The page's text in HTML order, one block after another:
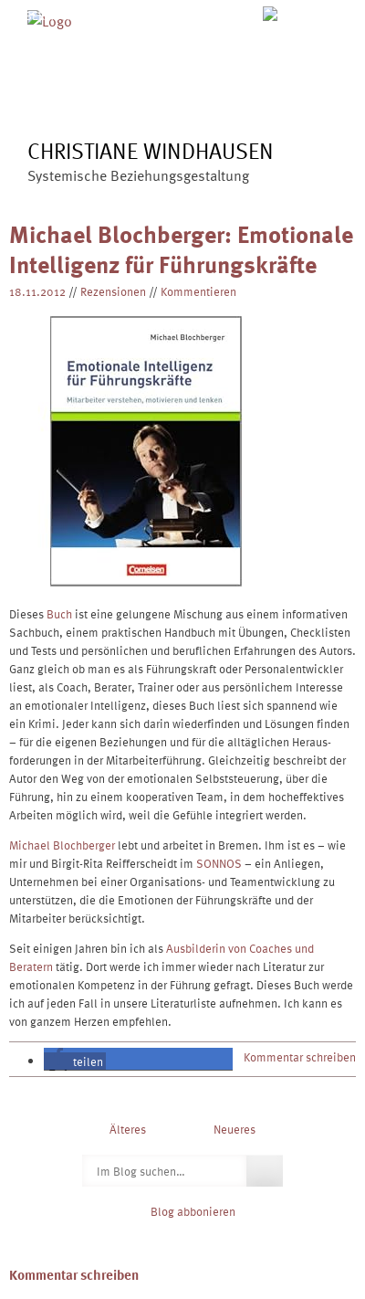
CHRISTIANE WINDHAUSEN
Systemische Beziehungsgestaltung
ÜBER MICH
Michael Blochberger: Emotionale
Intelligenz für Führungskräfte
18.11.2012 // Rezensionen // Kommentieren
Dieses Buch ist eine gelungene Mischung aus einem informativen
Sachbuch, einem praktischen Handbuch mit Übungen, Checklisten
und Tests und persönlichen und beruflichen Erfahrungen des Autors.
Ganz gleich ob man es als Führungskraft oder Personalentwickler
liest, als Coach, Berater, Trainer oder aus persönlichem Interesse
an emotionaler Intelligenz, dieses Buch liest sich spannend wie
ein Krimi. Jeder kann sich darin wiederfinden und Lösungen finden
– für die eigenen Beziehungen und für die alltäglichen Heraus-
forderungen in der Mitarbeiterführung. Gleichzeitig beschreibt der
Autor den Weg von der emotionalen Selbststeuerung, über die
Führung, hin zu einem kooperativen Team, in dem hocheffektives
Arbeiten möglich wird, weil die Gefühle integriert werden.
Michael Blochbergerlebt und arbeitet in Bremen. Ihm ist es – wie
mir und Birgit-Rita Reifferscheidt im SONNOS – ein Anliegen,
Unternehmen bei einer Organisations- und Teamentwicklung zu
unterstützen, die die Emotionen der Führungskräfte und der
Mitarbeiter berücksichtigt.
Seit einigen Jahren bin ich alsAusbilderin von Coaches und
Beratern tätig. Dort werde ich immer wieder nach Literatur zur
emotionalen Kompetenz in der Führung gefragt. Dieses Buch werde
ich auf jeden Fall in unsere Literaturliste aufnehmen. Ich kann es
von ganzem Herzen empfehlen.
teilen
teilen
Kommentar schreiben
Älteres
Neueres
Blog abbonieren
Kommentar schreiben